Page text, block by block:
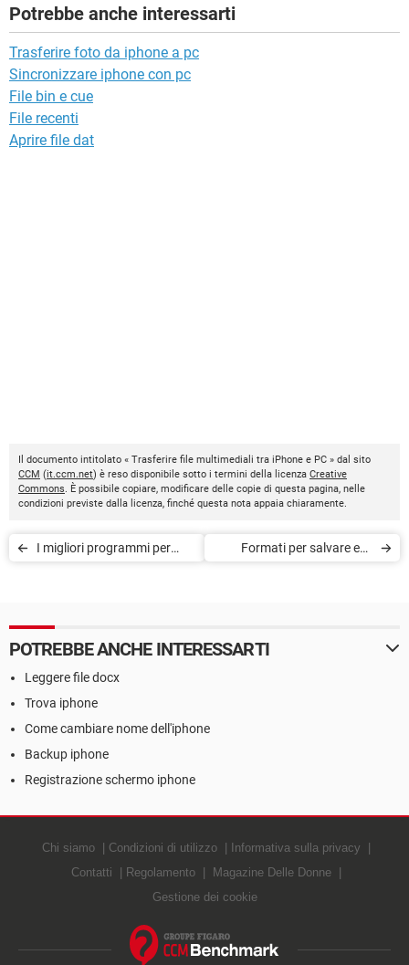
Potrebbe anche interessarti
Trasferire foto da iphone a pc
Sincronizzare iphone con pc
File bin e cue
File recenti
Aprire file dat
Il documento intitolato « Trasferire file multimediali tra iPhone e PC » dal sito
CCM (it.ccm.net) è reso disponibile sotto i termini della licenza Creative
Commons. È possibile copiare, modificare delle copie di questa pagina, nelle
condizioni previste dalla licenza, finché questa nota appaia chiaramente.
I migliori programmi per
Formati per salvare e/o
POTREBBE ANCHE INTERESSARTI
Leggere file docx
Trova iphone
Come cambiare nome dell'iphone
Backup iphone
Registrazione schermo iphone
Chi siamo Condizioni di utilizzo
Informativa sulla privacy
Contatti
Regolamento
Magazine Delle Donne
Gestione dei cookie